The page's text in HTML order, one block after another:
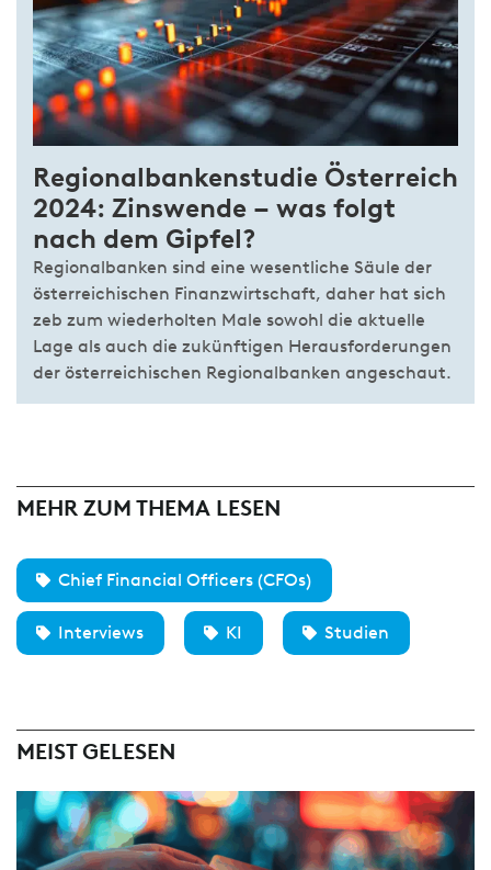
Regionalbankenstudie Österreich
2024: Zinswende – was folgt
nach dem Gipfel?
Regionalbanken sind eine wesentliche Säule der
österreichischen Finanzwirtschaft, daher hat sich
zeb zum wiederholten Male sowohl die aktuelle
Lage als auch die zukünftigen Herausforderungen
der österreichischen Regionalbanken angeschaut.
MEHR ZUM THEMA LESEN
Chief Financial Officers (CFOs)
Interviews KI Studien
MEIST GELESEN